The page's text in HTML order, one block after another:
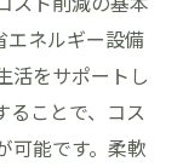
エネルギー設備
活をサポートし
ることで、コス
可能です。柔軟